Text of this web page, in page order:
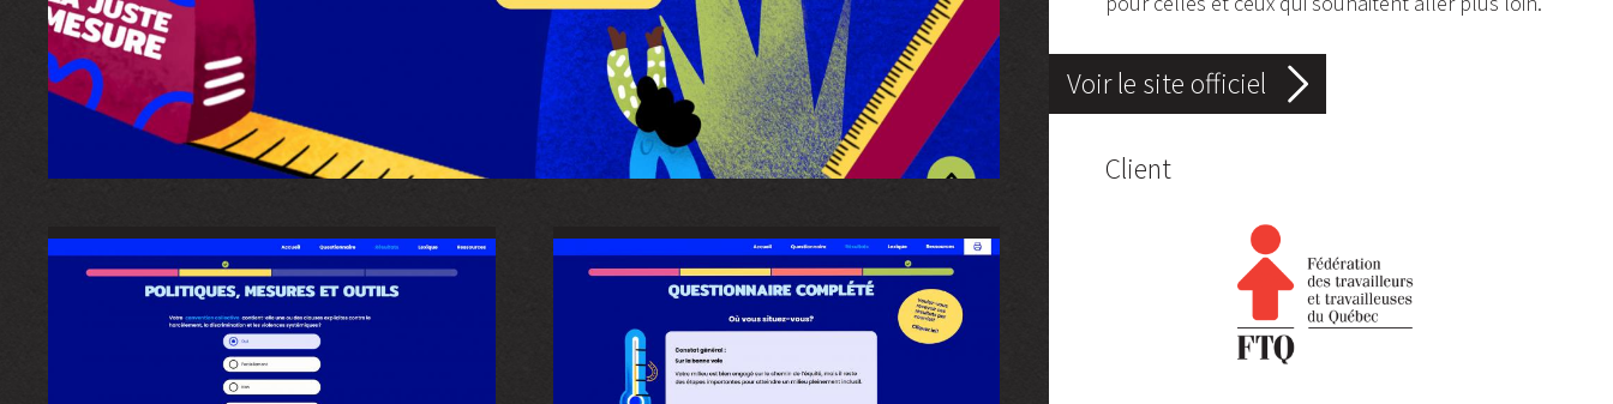
Voir le site officiel
Client